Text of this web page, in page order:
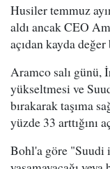
Husiler temmuz
aldı ancak CEO
açıdan kayda
Aramco salı günü,
yükseltmesi ve
bırakarak taşıma
yüzde 33 arttığını
Bohl'a göre "Suudi